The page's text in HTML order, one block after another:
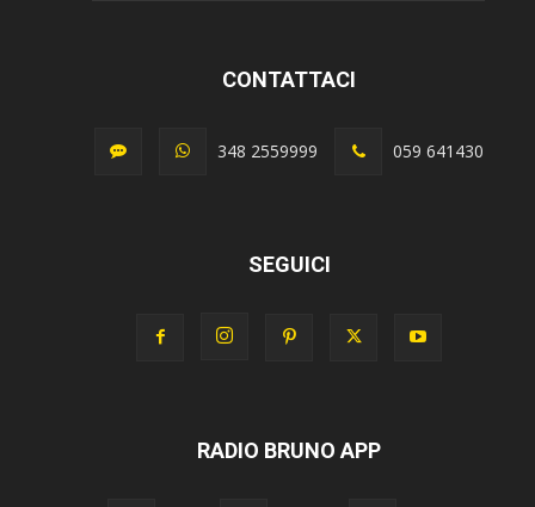
CONTATTACI
348 2559999 059 641430
SEGUICI
RADIO BRUNO APP